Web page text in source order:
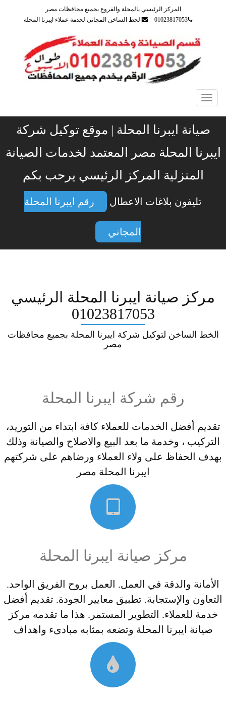
المركز الرئيسي بالمحلة والفروع بجميع محافظات مصر
01023817053
الخط الساخن المجاني لخدمة عملاء ايبرنا المحلة
Toggle
navigation
صيانة ايبرنا المحلة | موقع توكيل شركة
ايبرنا المحلة مصر المعتمد لخدمات الصيانة
المنزلية المركز الرئيسي يرحب بكم
تليفون بلاغات الاعطال رقم ايبرنا المحلة
المجاني
مركز صيانة ايبرنا المحلة الرئيسي
01023817053
الخط الساخن لتوكيل شركة ايبرنا المحلة بجميع محافظات
مصر
رقم شركة ايبرنا المحلة
تقديم أفضل الخدمات للعملاء كافة ابتداء من التوريد،
التركيب ، وخدمة ما بعد البيع والاصلاح والصيانة وذلك
بهدف الحفاظ على ولاء العملاء ورضاهم على شركتهم
ايبرنا المحلة مصر
مركز صيانة ايبرنا المحلة
الأمانة والدقة في العمل. العمل بروح الفريق الواحد.
التعاون والإستجابة. تطبيق معايير الجودة. تقديم أفضل
خدمة للعملاء. التطوير المستمر. هذا ما تقدمه مركز
صيانة ايبرنا المحلة وتضعه بمثابه مبادىء واهداف